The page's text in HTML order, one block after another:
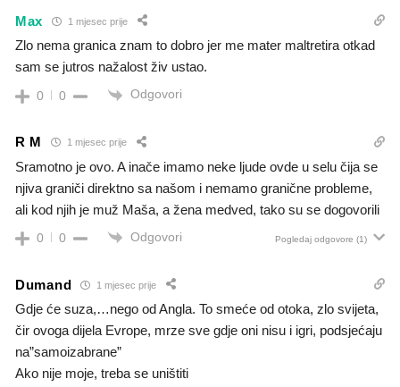
Max 1 mjesec prije
Zlo nema granica znam to dobro jer me mater maltretira otkad
sam se jutros nažalost živ ustao.
0 0 Odgovori
R M 1 mjesec prije
Sramotno je ovo. A inače imamo neke ljude ovde u selu čija se
njiva graniči direktno sa našom i nemamo granične probleme,
ali kod njih je muž Maša, a žena medved, tako su se dogovorili
0 0 Odgovori Pogledaj odgovore (1)
Dumand 1 mjesec prije
Gdje će suza,…nego od Angla. To smeće od otoka, zlo svijeta,
čir ovoga dijela Evrope, mrze sve gdje oni nisu i igri, podsjećaju
na”samoizabrane”
Ako nije moje, treba se uništiti